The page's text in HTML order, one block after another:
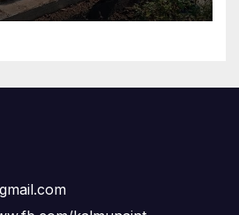
தூய்மைப் பணி.